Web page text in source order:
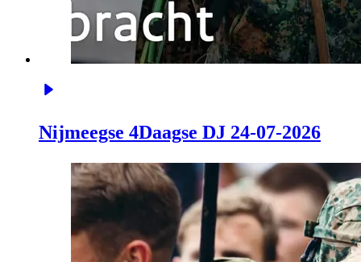
Nijmeegse 4Daagse DJ 24-07-2026